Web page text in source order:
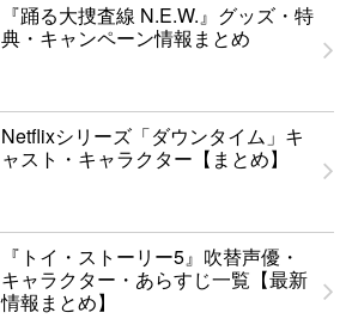
『踊る大捜査線 N.E.W.』グッズ・特
典・キャンペーン情報まとめ
Netflixシリーズ「ダウンタイム」キ
ャスト・キャラクター【まとめ】
『トイ・ストーリー5』吹替声優・
キャラクター・あらすじ一覧【最新
情報まとめ】